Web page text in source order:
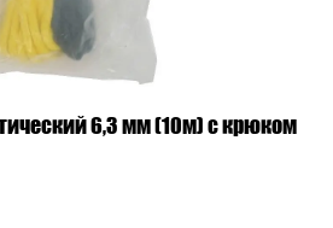
6,3 мм (10м) с крюком